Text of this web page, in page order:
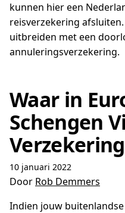
kunnen hier een
reisverzekering
uitbreiden met een
annuleringsverzekering.
Waar in
Schengen
10 januari 2022
Door Rob Demmers
Indien jouw